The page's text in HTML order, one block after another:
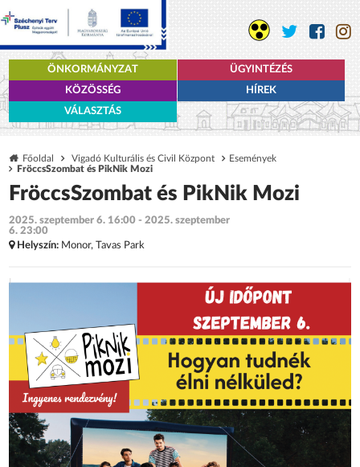
ÖNKORMÁNYZAT
ÜGYINTÉZÉS
KÖZÖSSÉG
HÍREK
VÁLASZTÁS
Főoldal Vigadó Kulturális és Civil Központ
Események
FröccsSzombat és PikNik Mozi
FröccsSzombat és PikNik Mozi
2025. szeptember 6. 16:00 - 2025. szeptember
6. 23:00
Helyszín: Monor, Tavas Park